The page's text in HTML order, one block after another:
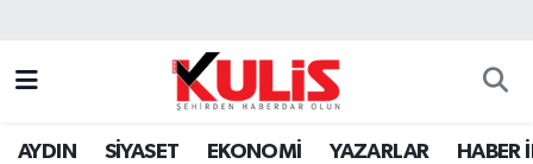
AYDIN SİYASET EKONOMİ YAZARLAR HABER